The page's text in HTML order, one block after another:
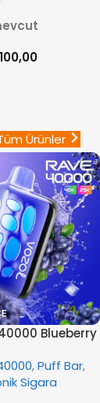
Ürünler
Blueberry
,Puff Bar,
Sigara